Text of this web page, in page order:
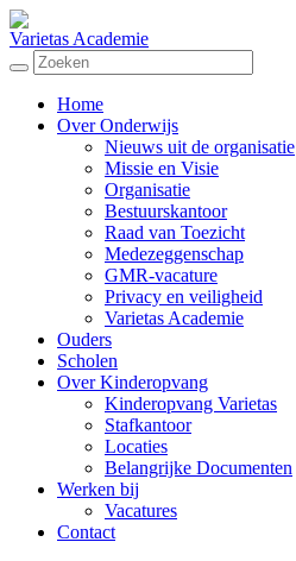
Varietas Academie
Home
Over Onderwijs
Nieuws uit de organisatie
Missie en Visie
Organisatie
Bestuurskantoor
Raad van Toezicht
Medezeggenschap
GMR-vacature
Privacy en veiligheid
Varietas Academie
Ouders
Scholen
Over Kinderopvang
Kinderopvang Varietas
Stafkantoor
Locaties
Belangrijke Documenten
Werken bij
Vacatures
Contact